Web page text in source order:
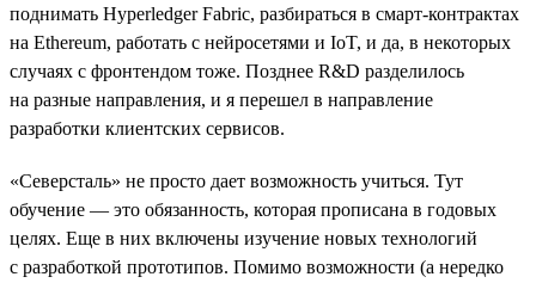
поднимать Hyperledger Fabric, разбираться в смарт-контрактах
на Ethereum, работать с нейросетями и IoT, и да, в некоторых
случаях с фронтендом тоже. Позднее R&D разделилось
на разные направления, и я перешел в направление
разработки клиентских сервисов.
«Северсталь» не просто дает возможность учиться. Тут
обучение — это обязанность, которая прописана в годовых
целях. Еще в них включены изучение новых технологий
с разработкой прототипов. Помимо возможности (а нередко